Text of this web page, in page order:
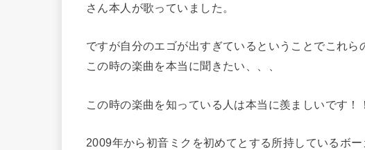
さん本人が歌っていました。
ですが自分のエゴが出すぎているということでこれら
この時の楽曲を本当に聞きたい、、、
この時の楽曲を知っている人は本当に羨ましいです！！
2009年から初音ミクを初めてとする 所持している ボ